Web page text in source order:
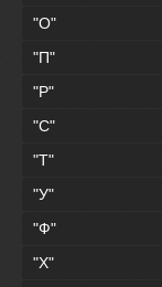
"О"
"П"
"Р"
"С"
"Т"
"У"
"Ф"
"Х"